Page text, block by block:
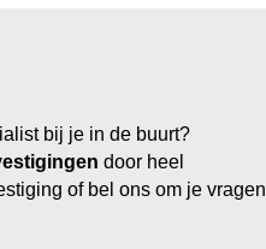
bij je in de buurt?
door heel
of bel ons om je vragen